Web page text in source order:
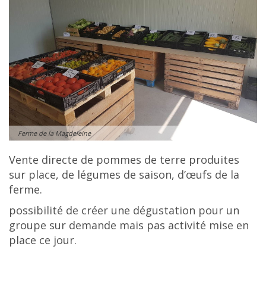
Ferme de la Magdeleine
Vente directe de pommes de terre produites
sur place, de légumes de saison, d’œufs de la
ferme.
possibilité de créer une dégustation pour un
groupe sur demande mais pas activité mise en
place ce jour.